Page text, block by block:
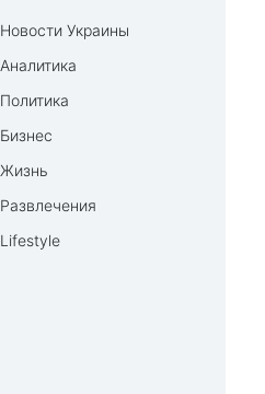
Новости Украины
Аналитика
Политика
Бизнес
Жизнь
Развлечения
Lifestyle